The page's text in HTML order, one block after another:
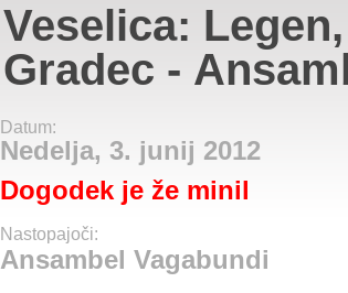
Veselica:
Gradec -
Vagabundi
Datum:
Nedelja, 3. junij 2012
Dogodek je že minil
Nastopajoči:
Ansambel Vagabundi